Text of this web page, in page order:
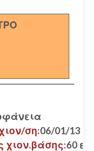
ση:06/01/13
χιον.βάσης:60 εκ.